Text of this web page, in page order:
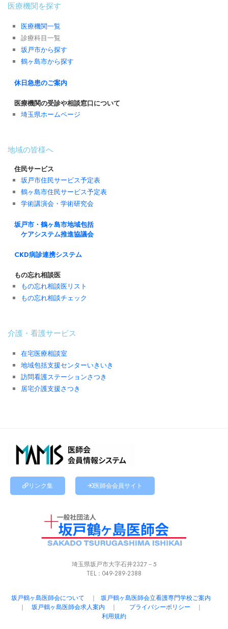
医療機関を探す
医療機関一覧
診療科目一覧
坂戸市から探す
鶴ヶ島市から探す
休日急患のご案内
医療機関の受診や相談窓口について
埼玉県ホームページ
地域の皆様へ
住民サービス
坂戸市住民サービス予定表
鶴ヶ島市住民サービス予定表
学術講演会・学術研究会
坂戸市・鶴ヶ島市地域包括
ケアシステム推進協議会
CKD病診連携システム
もの忘れ相談医
もの忘れ相談医リスト
もの忘れ相談チェック
介護・看護サービス
在宅医療相談室
地域包括支援センターいきいき
訪問看護ステーションさつき
居宅介護支援さつき
リンク集 医師会会員サイト
埼玉県坂戸市大字石井２３２７－５
TEL： 049-289-2388
坂戸鶴ヶ島医師会について ｜ 坂戸鶴ヶ島医師会立看護専門学校ご案内
｜ 坂戸鶴ヶ島医師会求人案内 ｜ プライバシーポリシー ｜
利用規約